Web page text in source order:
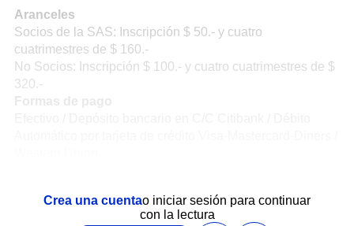
Aranceles
Socios de la SAS: Inscripción $ 50.- y cuatro
cuatrimestres de $ 160.-
No Socios: Inscripción $ 100.- y cuatro cuatrimestres de $
320.-
Formas de pago
Crea una cuentao iniciar sesión para continuar
con la lectura